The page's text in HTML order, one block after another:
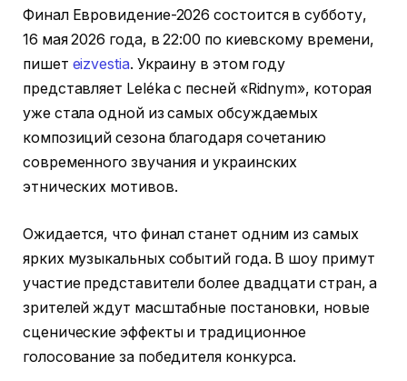
Финал Евровидение-2026 состоится в субботу,
16 мая 2026 года, в 22:00 по киевскому времени,
пишет eizvestia. Украину в этом году
представляет Leléka с песней «Ridnym», которая
уже стала одной из самых обсуждаемых
композиций сезона благодаря сочетанию
современного звучания и украинских
этнических мотивов.
Ожидается, что финал станет одним из самых
ярких музыкальных событий года. В шоу примут
участие представители более двадцати стран, а
зрителей ждут масштабные постановки, новые
сценические эффекты и традиционное
голосование за победителя конкурса.